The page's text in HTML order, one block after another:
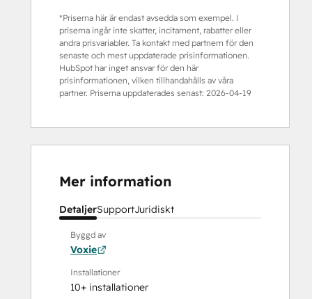
*Priserna här är endast avsedda som exempel. I
priserna ingår inte skatter, incitament, rabatter eller
andra prisvariabler. Ta kontakt med partnern för den
senaste och mest uppdaterade prisinformationen.
HubSpot har inget ansvar för den här
prisinformationen, vilken tillhandahålls av våra
partner. Priserna uppdaterades senast: 2026-04-19
Mer information
DetaljerSupportJuridiskt
Byggd av
Voxie
Installationer
10+ installationer